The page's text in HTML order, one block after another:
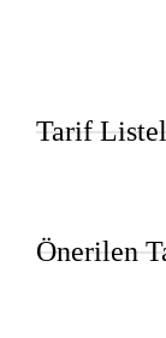
Tarif
Önerilen